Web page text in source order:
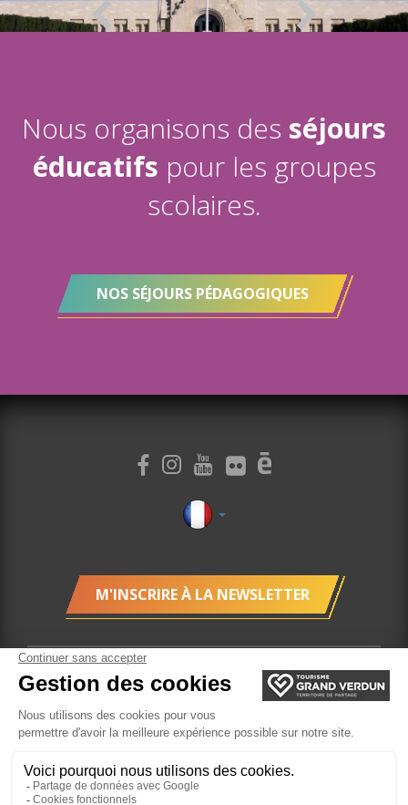
Nous organisons des séjours
éducatifs pour les groupes
scolaires.
NOS SÉJOURS PÉDAGOGIQUES
M'INSCRIRE À LA NEWSLETTER
Gestion des cookies Mentions légales Plan du site
Site réalisé par l'Agence Felix